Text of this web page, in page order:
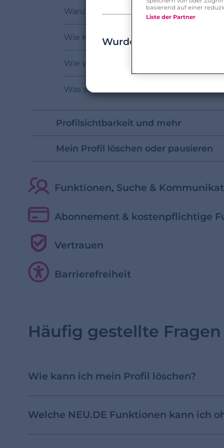
Warum wurde mein Foto abgelehnt?
Wie kann ich meine
Wie verwalte ich meine Fotos auf
Was sind Werte?
Profilsichtbarkeit und mehr
Mein Profil löschen oder pausieren
Funktionen, Suche &
Abonnement & kostenpflichtige
Vertrauen
Barrierefreiheit
Häufig gestellte Fragen
Wie kann ich mein Profil löschen?
Welche NEU.DE Funktionen kann ich
Wurde Ihre Frage
basierend auf einer
Liste der Partner